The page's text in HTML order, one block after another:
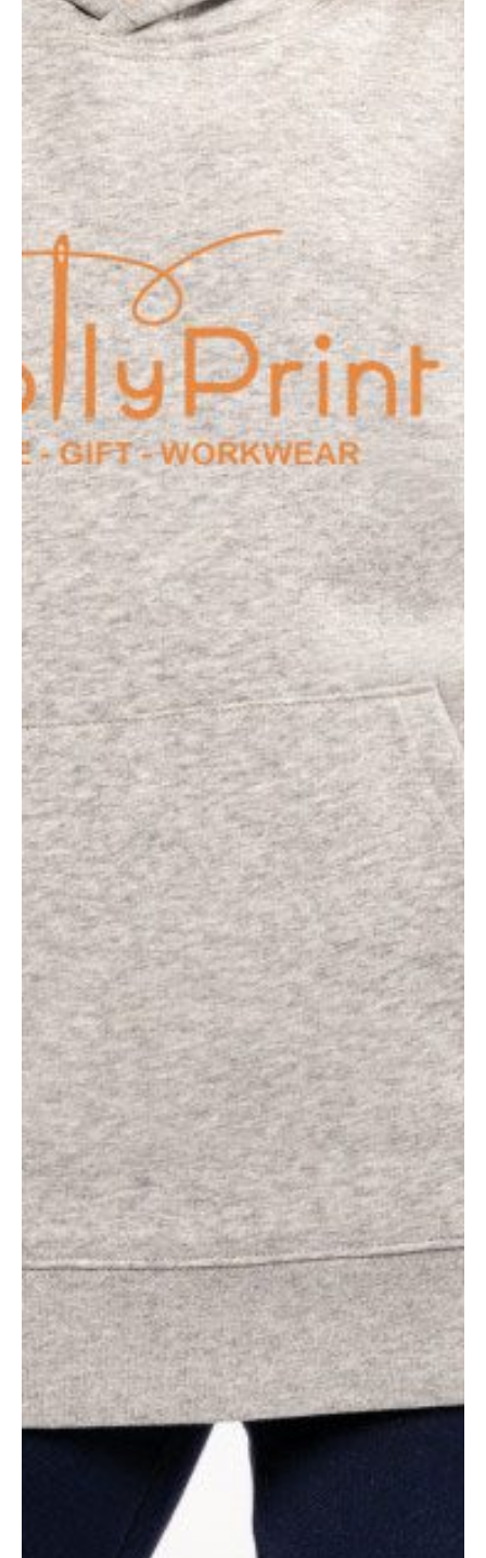
#Demandez votre
devis.
HollyPrint est la référence pour le marquage textile. Pour les particuliers,
les entreprises, les clubs et associations.
T-shirts, Pulls à capuche, Casquettes, Vestes …
Sans quantité minimum!
Cliquez-ici pour un devis sous 24h